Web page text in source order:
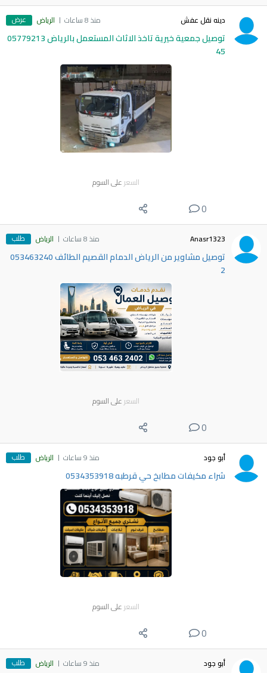
دينه نقل عفش منذ 8 ساعات الرياض عرض
توصيل جمعية خيرية تاخذ الاثاث المستعمل بالرياض 05779213
45
السعر على السوم
0
Anasr1323 منذ 8 ساعات الرياض طلب
توصيل مشاوير من الرياض الدمام القصيم الطائف 053463240
2
السعر على السوم
0
أبو جود منذ 9 ساعات الرياض طلب
شراء مكيفات مطابخ حي قرطبه 0534353918
السعر على السوم
0
أبو جود منذ 9 ساعات الرياض طلب